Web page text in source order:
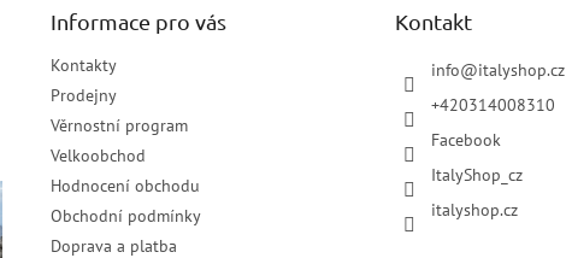
Informace pro vás
Kontakty
Prodejny
Věrnostní program
Velkoobchod
Hodnocení obchodu
Obchodní podmínky
Doprava a platba
Kontakt
info@italyshop.cz
+420314008310
Facebook
ItalyShop_cz
italyshop.cz